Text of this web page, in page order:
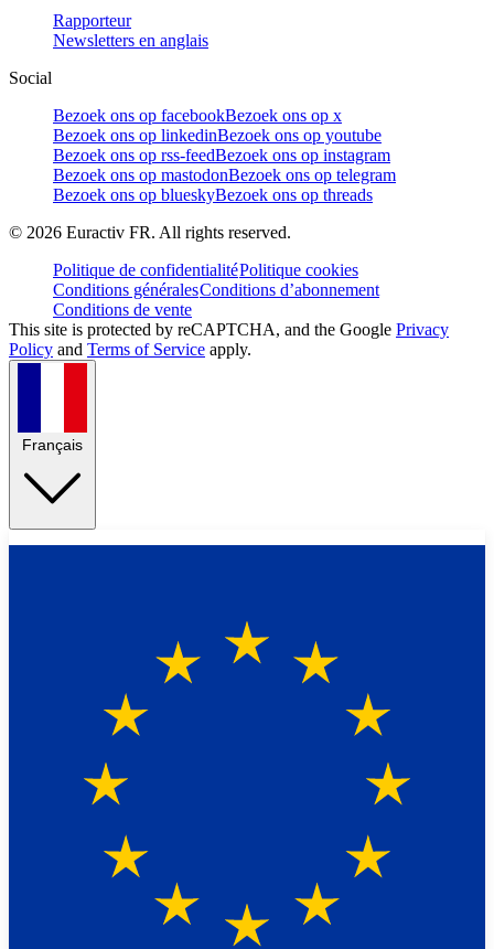
Rapporteur
Newsletters en anglais
Social
Bezoek ons op facebookBezoek ons op x
Bezoek ons op linkedinBezoek ons op youtube
Bezoek ons op rss-feedBezoek ons op instagram
Bezoek ons op mastodonBezoek ons op telegram
Bezoek ons op blueskyBezoek ons op threads
© 2026 Euractiv FR. All rights reserved.
Politique de confidentialitéPolitique cookies
Conditions généralesConditions d’abonnement
Conditions de vente
This site is protected by reCAPTCHA, and the Google Privacy
Policy and Terms of Service apply.
Français